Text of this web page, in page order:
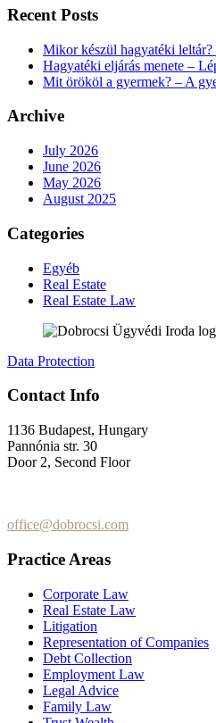
Recent Posts
Mikor készül hagyatéki
Hagyatéki eljárás menete –
Mit örököl a gyermek? – A
Archive
July 2026
June 2026
May 2026
August 2025
Categories
Egyéb
Real Estate
Real Estate Law
Data Protection
Contact Info
1136 Budapest, Hungary
Pannónia str. 30
Door 2, Second Floor
office@dobrocsi.com
Practice Areas
Corporate Law
Real Estate Law
Litigation
Representation of Companies
Debt Collection
Employment Law
Legal Advice
Family Law